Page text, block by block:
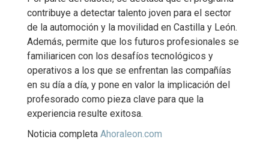
contribuye a detectar talento joven para el sector
de la automoción y la movilidad en Castilla y León.
Además, permite que los futuros profesionales se
familiaricen con los desafíos tecnológicos y
operativos a los que se enfrentan las compañías
en su día a día, y pone en valor la implicación del
profesorado como pieza clave para que la
experiencia resulte exitosa.
Noticia completa Ahoraleon.com